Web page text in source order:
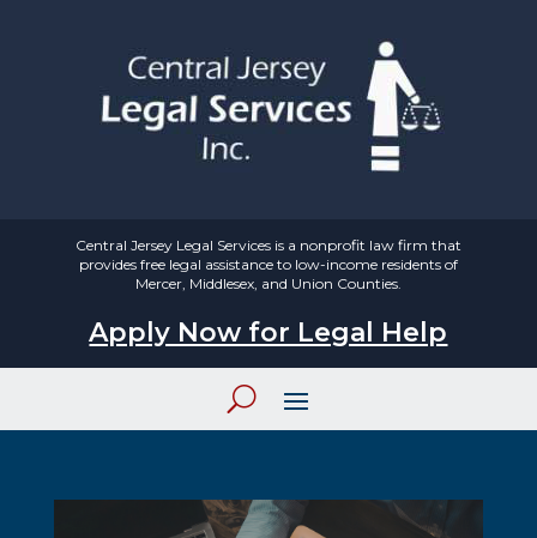
Central Jersey Legal Services is a nonprofit law firm that
provides free legal assistance to low-income residents of
Mercer, Middlesex, and Union Counties.
Apply Now for Legal Help